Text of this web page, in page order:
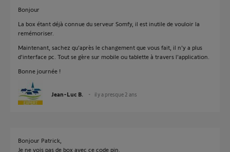
Bonjour
La box étant déjà connue du serveur Somfy, il est inutile de vouloir la
remémoriser.
Maintenant, sachez qu'après le changement que vous fait, il n'y a plus
d'interface pc. Tout se gère sur mobile ou tablette à travers l'application.
Bonne journée !
Jean-Luc B. il y a presque 2 ans
Bonjour Patrick,
Je ne vois pas de box avec ce code pin.